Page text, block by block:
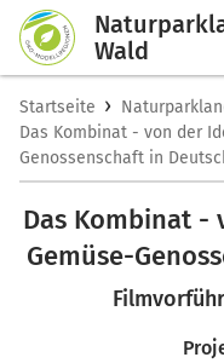
Wald
Startseite ›
Das Kombinat - von der
Genossenschaft in
Das Kombinat -
Gemüse-